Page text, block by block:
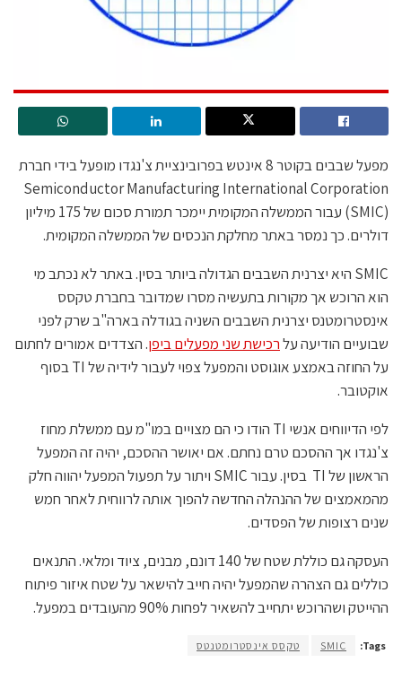
מפעל שבבים בקוטר 8 אינטש בפרובינציית צ'נגדו מופעל בידי חברת
Semiconductor Manufacturing International Corporation
(SMIC) עבור הממשלה המקומית יימכר תמורת סכום של 175 מיליון
דולרים. כך נמסר באתר מחלקת הנכסים של הממשלה המקומית.
SMIC היא יצרנית השבבים הגדולה ביותר בסין. באתר לא נכתב מי
הוא הרוכש אך מקורות בתעשיה מסרו שמדובר בחברת טקסס
אינסטרומטנס יצרנית השבבים השניה בגודלה בארה"ב שרק לפני
שבועיים הודיעה עלרכישת שני מפעלים ביפן. הצדדים אמורים לחתום
על החוזה באמצע אוגוסט והמפעל צפוי לעבור לידיה של TI בסוף
אוקטובר.
לפי הדיווחים אנשי TI הודו כי הם מצויים במו"מ עם ממשלת מחוז
צ'נגדו אך ההסכם טרם נחתם. אם יאושר ההסכם, יהיה זה המפעל
הראשון של TI בסין. עבור SMIC ויתור על תפעול המפעל יהווה חלק
מהמאמצים של ההנהלה החדשה להפוך אותה לרווחית לאחר חמש
שנים רצופות של הפסדים.
העסקה גם כוללת שטח של 140 דונם, מבנים, ציוד ומלאי. התנאים
כוללים גם הצהרה שהמפעל יהיה חייב להישאר על שטח איזור פיתוח
ההייטק ושהרוכש יתחייב להשאיר לפחות 90% מהעובדים במפעל.
Tags:
SMIC טקסס אינסטרומטנטס